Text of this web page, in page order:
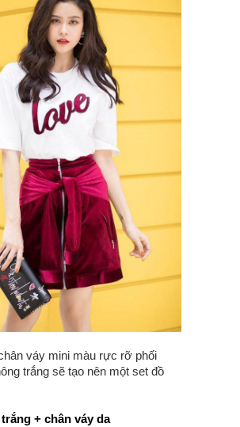
váy mini màu rực rỡ phối
trắng sẽ tạo nên một set đồ
+ chân váy da